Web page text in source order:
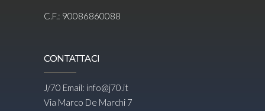
C.F.: 90086860088
CONTATTACI
J/70 Email: info@j70.it
Via Marco De Marchi 7